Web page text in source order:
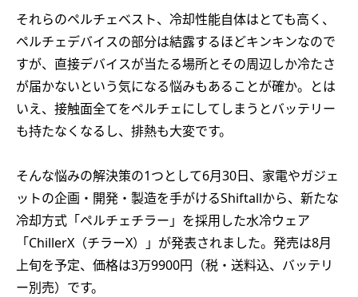
それらのペルチェベスト、冷却性能自体はとても高く、
ペルチェデバイスの部分は結露するほどキンキンなので
すが、直接デバイスが当たる場所とその周辺しか冷たさ
が届かないという気になる悩みもあることが確か。とは
いえ、接触面全てをペルチェにしてしまうとバッテリー
も持たなくなるし、排熱も大変です。
そんな悩みの解決策の1つとして6月30日、家電やガジェ
ットの企画・開発・製造を手がけるShiftallから、新たな
冷却方式「ペルチェチラー」を採用した水冷ウェア
「ChillerX（チラーX）」が発表されました。発売は8月
上旬を予定、価格は3万9900円（税・送料込、バッテリ
ー別売）です。